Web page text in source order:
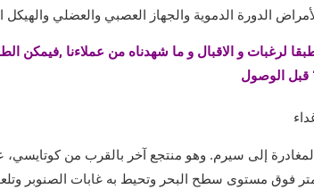
الدورة الدموية والجهاز العصبي والعضلي
“
فوق مستوى سطح البحر وتحيط به غابات الصنوبر